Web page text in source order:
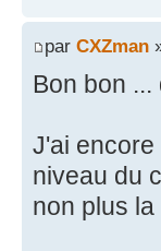
par CXZman
Bon bon
J'ai
niveau du
non plus